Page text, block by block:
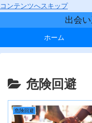
コンテンツへスキップ
出会
ホーム
危険回避
危険回避